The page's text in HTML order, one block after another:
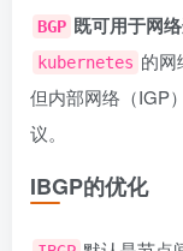
BGP 既可用于网
kubernetes 的网
但内部网络（IGP
议。
IBGP的优化